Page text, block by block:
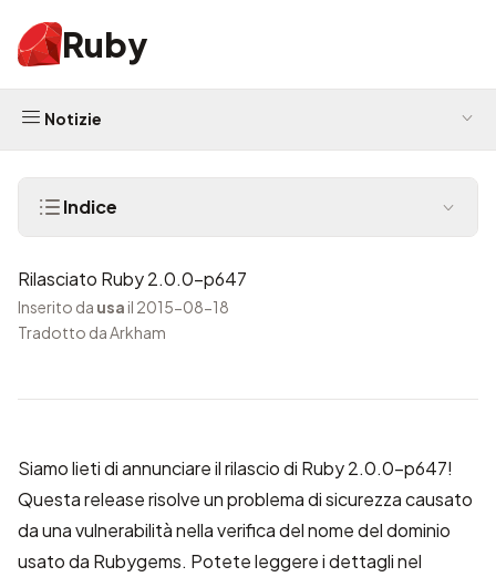
Ruby
Notizie
Indice
Rilasciato Ruby 2.0.0-p647
Inserito da usa il 2015-08-18
Tradotto da Arkham
Siamo lieti di annunciare il rilascio di Ruby 2.0.0-p647!
Questa release risolve un problema di sicurezza causato
da una vulnerabilità nella verifica del nome del dominio
usato da Rubygems. Potete leggere i dettagli nel